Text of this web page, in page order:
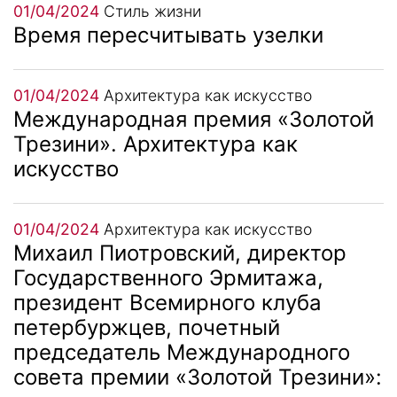
01/04/2024 Стиль жизни
Время пересчитывать узелки
01/04/2024 Архитектура как искусство
Международная премия «Золотой
Трезини». Архитектура как
искусство
01/04/2024 Архитектура как искусство
Михаил Пиотровский, директор
Государственного Эрмитажа,
президент Всемирного клуба
петербуржцев, почетный
председатель Международного
совета премии «Золотой Трезини»: